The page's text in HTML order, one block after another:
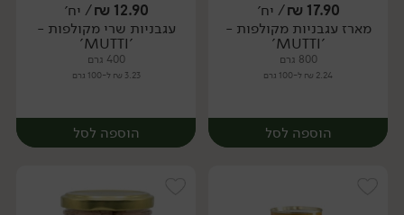
יח׳ יח׳
17.90
₪/ יח׳
מארז עגבניות מקולפות -
'MUTTI'
800 גרם
2.24 ₪ ל-100 גרם
הוספה לסל
12.90
₪/ יח׳
עגבניות שרי מקולפות -
'MUTTI'
400 גרם
3.23 ₪ ל-100 גרם
הוספה לסל